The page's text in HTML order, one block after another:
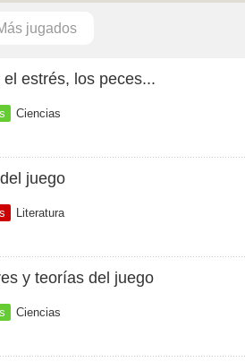
jugados
el estrés, los peces...
Ciencias
juego
Literatura
y teorías del juego
Ciencias